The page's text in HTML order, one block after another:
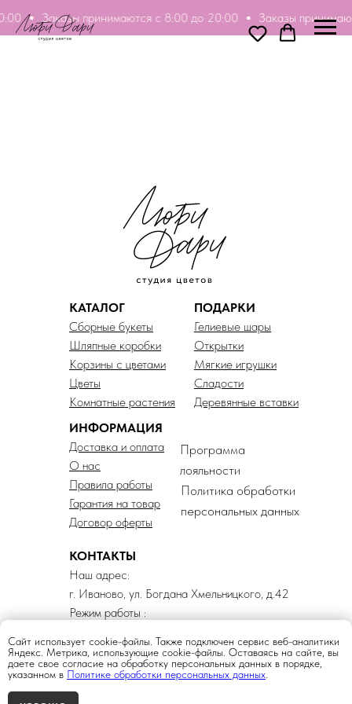
Заказы принимаются с 8:00 до 20:00 Заказы
Сайт использует cookie-файлы. Также подключен сервис веб-аналитики
Яндекс. Метрика, использующие cookie-файлы. Оставаясь на сайте, вы
даете свое согласие на обработку персональных данных в порядке,
указанном в Политике обработки персональных данных.
КАТАЛОГ
Сборные букеты
Шляпные коробки
Корзины с цветами
Цветы
Комнатные растения
ПОДАРКИ
Гелиевые шары
Открытки
Мягкие игрушки
Сладости
Деревянные вставки
ИНФОРМАЦИЯ
Доставка и оплата
О нас
Правила работы
Гарантия на товар
Договор оферты
КОНТАКТЫ
Наш адрес:
г. Иваново, ул. Богдана Хмельницкого, д.42
Режим работы :
Программа
лояльности
Политика обработки
персональных данных